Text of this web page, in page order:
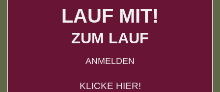
LAUF MIT!
ZUM LAUF
ANMELDEN
KLICKE HIER!